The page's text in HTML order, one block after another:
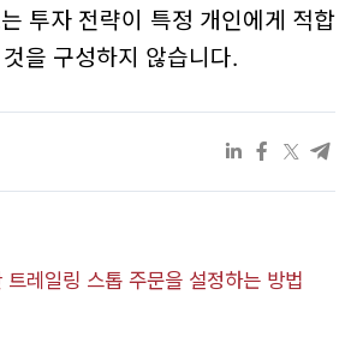
투자 전략이 특정 개인에게 적합
을 구성하지 않습니다.
레일링 스톱 주문을 설정하는 방법